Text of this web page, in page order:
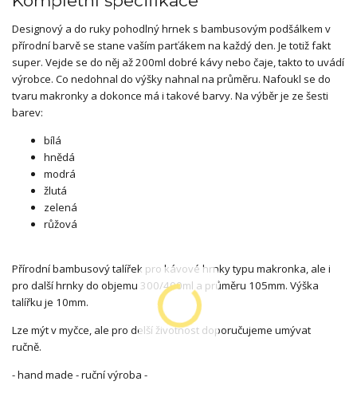
Designový a do ruky pohodlný hrnek s bambusovým podšálkem v
přírodní barvě se stane vaším parťákem na každý den. Je totiž fakt
super. Vejde se do něj až 200ml dobré kávy nebo čaje, takto to uvádí
výrobce. Co nedohnal do výšky nahnal na průměru. Nafoukl se do
tvaru makronky a dokonce má i takové barvy. Na výběr je ze šesti
barev:
bílá
hnědá
modrá
žlutá
zelená
růžová
Přírodní bambusový talířek pro kávové hrnky typu makronka, ale i
pro další hrnky do objemu 300/400ml a průměru 105mm. Výška
talířku je 10mm.
Lze mýt v myčce, ale pro delší životnost doporučujeme umývat
ručně.
- hand made - ruční výroba -